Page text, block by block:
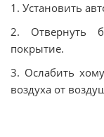
1. Установить
2. Отвернуть
покрытие.
3. Ослабить
воздуха от